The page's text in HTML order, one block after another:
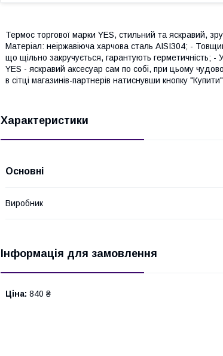
Термос торгової марки YES, стильний та яскравий,
Матеріал: неіржавіюча харчова сталь AISI304; -
що щільно закручується, гарантують герметичність;
YES - яскравий аксесуар сам по собі, при цьому
в сітці магазинів-партнерів натиснувши кнопку
Характеристики
Основні
Виробник
Інформація для замовлення
Ціна: 840 ₴